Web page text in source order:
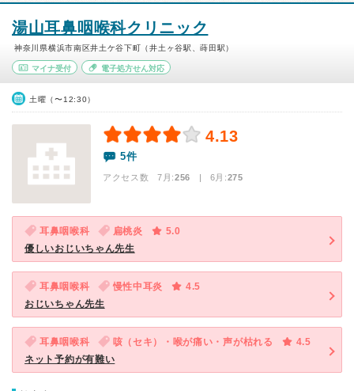
湯山耳鼻咽喉科クリニック
神奈川県横浜市南区井土ケ谷下町（井土ヶ谷駅、蒔田駅）
マイナ受付 電子処方せん対応
土曜（〜12:30）
4.13
5件
アクセス数 7月:256 | 6月:275
耳鼻咽喉科 扁桃炎
5.0
優しいおじいちゃん先生
耳鼻咽喉科 慢性中耳炎
4.5
おじいちゃん先生
耳鼻咽喉科 咳（セキ）・喉が痛い・声が枯れる
4.5
ネット予約が有難い